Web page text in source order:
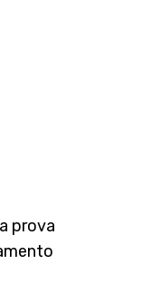
prova